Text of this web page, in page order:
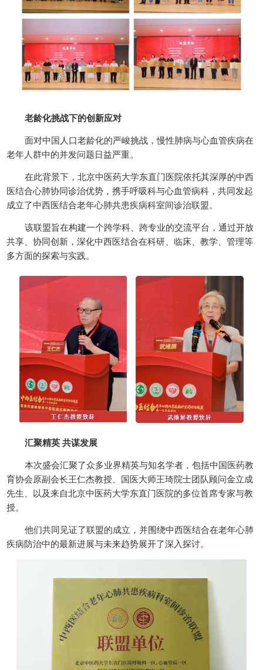
老龄化挑战下的创新应对
面对中国人口老龄化的严峻挑战，慢性肺病与心血管疾病在
老年人群中的并发问题日益严重。
在此背景下，北京中医药大学东直门医院依托其深厚的中西
医结合心肺协同诊治优势，携手呼吸科与心血管病科，共同发起
成立了中西医结合老年心肺共患疾病科室间诊治联盟。
该联盟旨在构建一个跨学科、跨专业的交流平台，通过开放
共享、协同创新，深化中西医结合在科研、临床、教学、管理等
多方面的探索与实践。
汇聚精英 共谋发展
本次盛会汇聚了众多业界精英与知名学者，包括中国医药教
育协会原副会长王仁杰教授、国医大师王琦院士团队顾问金立成
先生、以及来自北京中医药大学东直门医院的多位首席专家与教
授。
他们共同见证了联盟的成立，并围绕中西医结合在老年心肺
疾病防治中的最新进展与未来趋势展开了深入探讨。